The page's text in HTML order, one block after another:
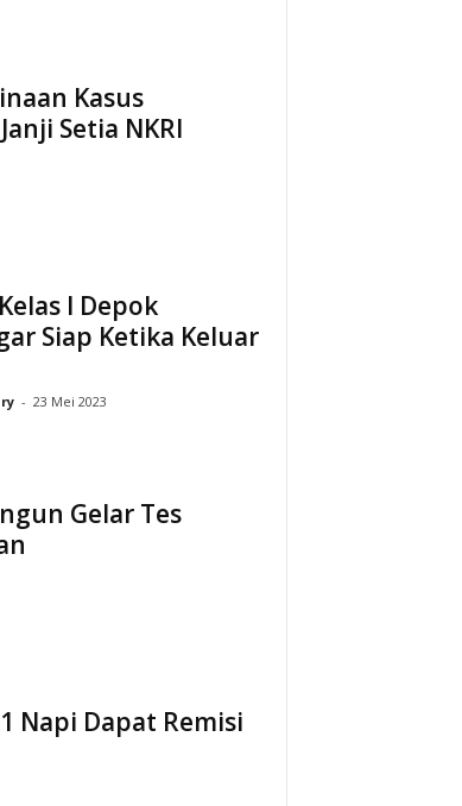
Kasus
Setia NKRI
I Depok
Siap Ketika Keluar
- 23 Mei 2023
Gelar Tes
Napi Dapat Remisi